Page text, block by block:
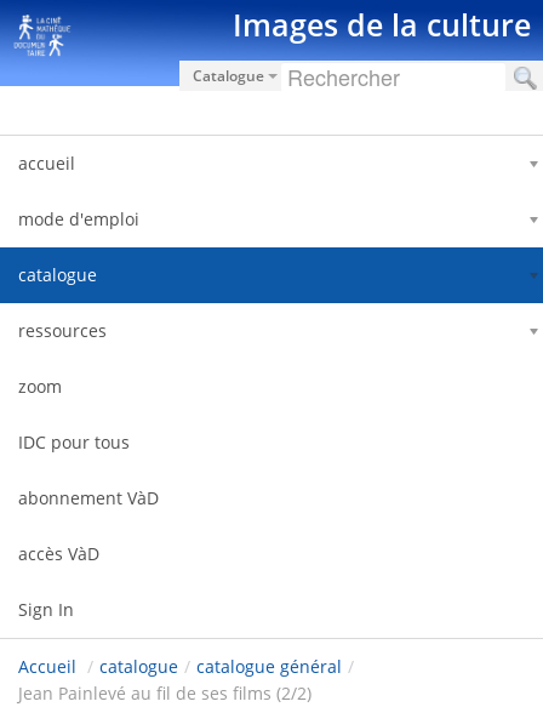
Skip to Content Images de la culture
Catalogue
accueil
mode d'emploi
catalogue
ressources
zoom
IDC pour tous
abonnement VàD
accès VàD
Sign In
Accueil / catalogue / catalogue général /
Jean Painlevé au fil de ses films (2/2)